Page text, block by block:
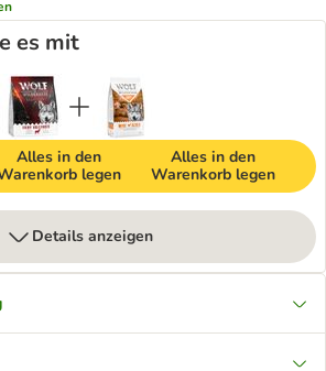
es mit
Alles in den
legen
Alles in den
Warenkorb legen
Details anzeigen